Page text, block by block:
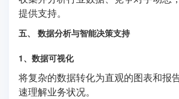
提供支持。
五、 数据分析与智能决策支持
1、数据可视化
将复杂的数据转化为直观的图表和报
速理解业务状况。